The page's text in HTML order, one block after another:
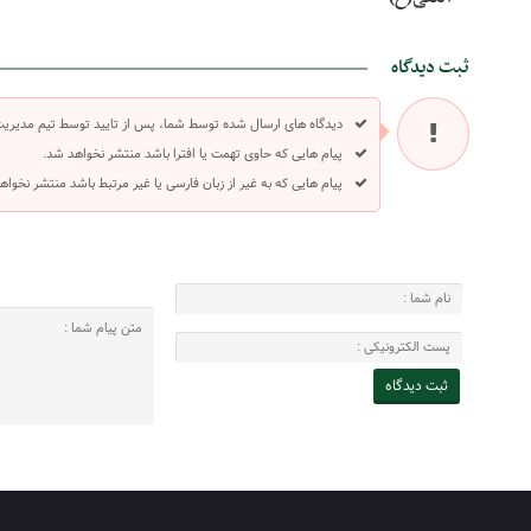
ثبت دیدگاه
دیدگاه های ارسال شده توسط شما، پس از تایید توسط تیم
پیام هایی که حاوی تهمت یا افترا باشد منتشر نخواهد شد.
پیام هایی که به غیر از زبان فارسی یا غیر مرتبط باشد منتشر